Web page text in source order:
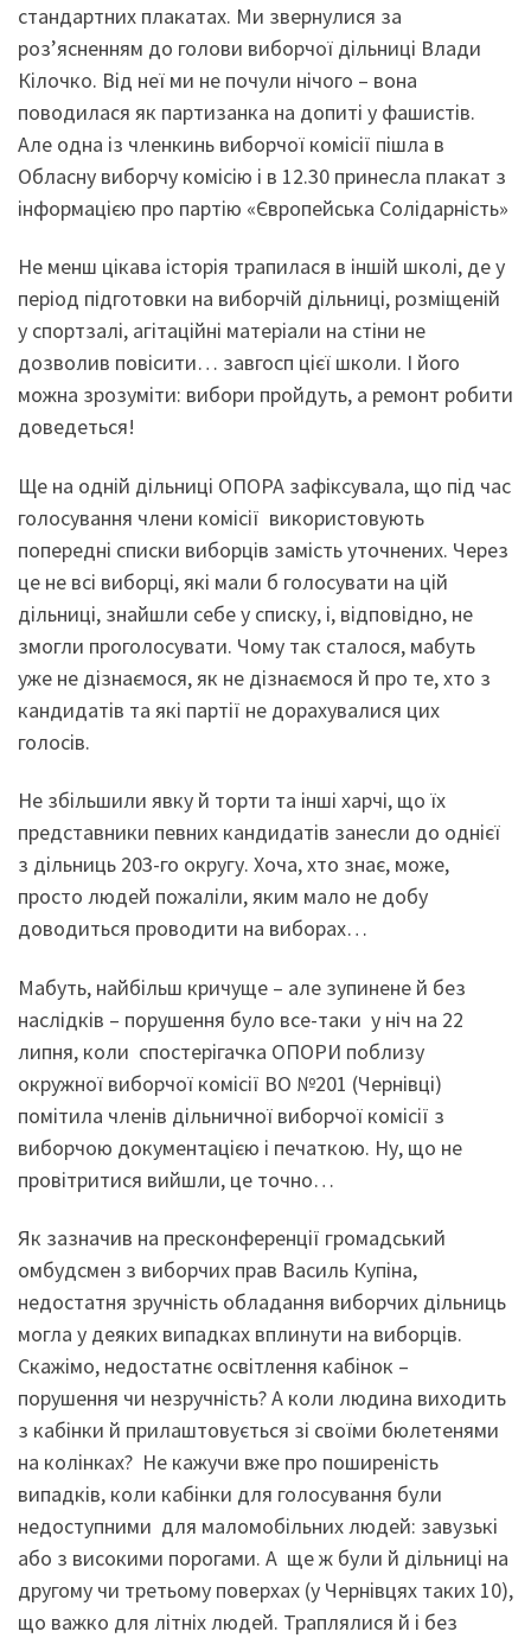
стандартних плакатах. Ми звернулися за
роз’ясненням до голови виборчої дільниці Влади
Кілочко. Від неї ми не почули нічого – вона
поводилася як партизанка на допиті у фашистів.
Але одна із членкинь виборчої комісії пішла в
Обласну виборчу комісію і в 12.30 принесла плакат з
інформацією про партію «Європейська Солідарність»
Не менш цікава історія трапилася в іншій школі, де у
період підготовки на виборчій дільниці, розміщеній
у спортзалі, агітаційні матеріали на стіни не
дозволив повісити… завгосп цієї школи. І його
можна зрозуміти: вибори пройдуть, а ремонт робити
доведеться!
Ще на одній дільниці ОПОРА зафіксувала, що під час
голосування члени комісії використовують
попередні списки виборців замість уточнених. Через
це не всі виборці, які мали б голосувати на цій
дільниці, знайшли себе у списку, і, відповідно, не
змогли проголосувати. Чому так сталося, мабуть
уже не дізнаємося, як не дізнаємося й про те, хто з
кандидатів та які партії не дорахувалися цих
голосів.
Не збільшили явку й торти та інші харчі, що їх
представники певних кандидатів занесли до однієї
з дільниць 203-го округу. Хоча, хто знає, може,
просто людей пожаліли, яким мало не добу
доводиться проводити на виборах…
Мабуть, найбільш кричуще – але зупинене й без
наслідків – порушення було все-таки у ніч на 22
липня, коли спостерігачка ОПОРИ поблизу
окружної виборчої комісії ВО №201 (Чернівці)
помітила членів дільничної виборчої комісії з
виборчою документацією і печаткою. Ну, що не
провітритися вийшли, це точно…
Як зазначив на пресконференції громадський
омбудсмен з виборчих прав Василь Купіна,
недостатня зручність обладання виборчих дільниць
могла у деяких випадках вплинути на виборців.
Скажімо, недостатнє освітлення кабінок –
порушення чи незручність? А коли людина виходить
з кабінки й прилаштовується зі своїми бюлетенями
на колінках? Не кажучи вже про поширеність
випадків, коли кабінки для голосування були
недоступними для маломобільних людей: завузькі
або з високими порогами. А ще ж були й дільниці на
другому чи третьому поверхах (у Чернівцях таких 10),
що важко для літніх людей. Траплялися й і без